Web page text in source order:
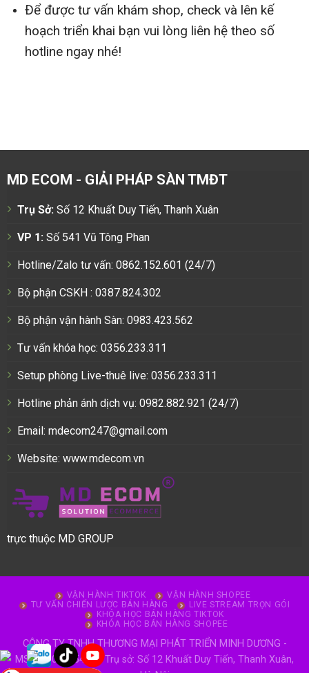
Để được tư vấn khám shop, check và lên kế
hoạch triển khai bạn vui lòng liên hệ theo số
hotline ngay nhé!
MD ECOM - GIẢI PHÁP SÀN TMĐT
Trụ Sở: Số 12 Khuất Duy Tiến, Thanh Xuân
VP 1: Số 541 Vũ Tông Phan
Hotline/Zalo tư vấn: 0862.152.601 (24/7)
Bộ phận CSKH : 0387.824.302
Bộ phận vận hành Sàn: 0983.423.562
Tư vấn khóa học: 0356.233.311
Setup phòng Live-thuê live: 0356.233.311
Hotline phản ánh dịch vụ: 0982.882.921 (24/7)
Email: mdecom247@gmail.com
Website: www.mdecom.vn
trực thuộc MD GROUP
VẬN HÀNH TIKTOK
VẬN HÀNH SHOPEE
TƯ VẤN CHIẾN LƯỢC BÁN HÀNG
LIVE STREAM TRỌN GÓI
KHÓA HỌC BÁN HÀNG TIKTOK
KHÓA HỌC BÁN HÀNG SHOPEE
CÔNG TY TNHH THƯƠNG MẠI PHÁT TRIỂN MINH DƯƠNG -
MST: 0106925407 - Trụ sở: Số 12 Khuất Duy Tiến, Thanh Xuân,